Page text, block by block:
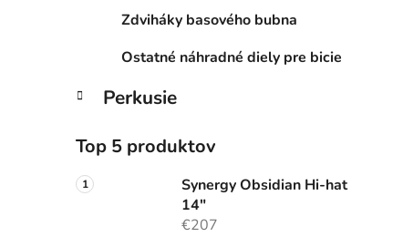
Zdviháky basového bubna
Ostatné náhradné diely pre bicie
Perkusie
Top 5 produktov
Synergy Obsidian Hi-hat
14"
€207